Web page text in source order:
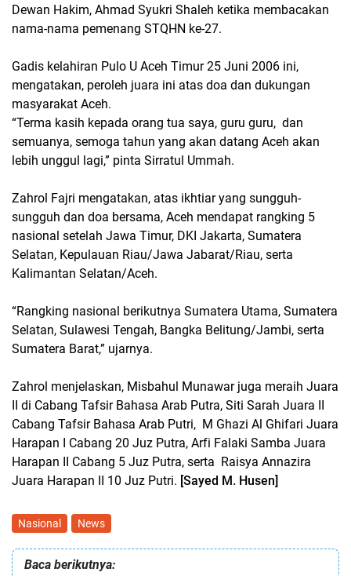
Dewan Hakim, Ahmad Syukri Shaleh ketika membacakan
nama-nama pemenang STQHN ke-27.
Gadis kelahiran Pulo U Aceh Timur 25 Juni 2006 ini,
mengatakan, peroleh juara ini atas doa dan dukungan
masyarakat Aceh.
“Terma kasih kepada orang tua saya, guru guru, dan
semuanya, semoga tahun yang akan datang Aceh akan
lebih unggul lagi,” pinta Sirratul Ummah.
Zahrol Fajri mengatakan, atas ikhtiar yang sungguh-
sungguh dan doa bersama, Aceh mendapat rangking 5
nasional setelah Jawa Timur, DKI Jakarta, Sumatera
Selatan, Kepulauan Riau/Jawa Jabarat/Riau, serta
Kalimantan Selatan/Aceh.
“Rangking nasional berikutnya Sumatera Utama, Sumatera
Selatan, Sulawesi Tengah, Bangka Belitung/Jambi, serta
Sumatera Barat,” ujarnya.
Zahrol menjelaskan, Misbahul Munawar juga meraih Juara
II di Cabang Tafsir Bahasa Arab Putra, Siti Sarah Juara II
Cabang Tafsir Bahasa Arab Putri, M Ghazi Al Ghifari Juara
Harapan I Cabang 20 Juz Putra, Arfi Falaki Samba Juara
Harapan II Cabang 5 Juz Putra, serta Raisya Annazira
Juara Harapan II 10 Juz Putri. [Sayed M. Husen]
Nasional News
Baca berikutnya: